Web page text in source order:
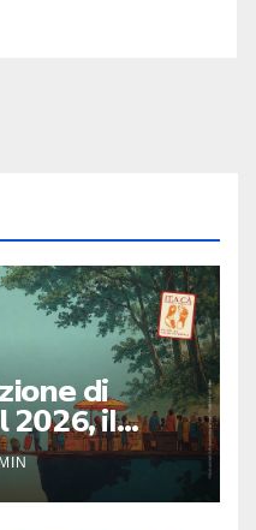
di
𝟮𝟬𝟮6, il
in Italia